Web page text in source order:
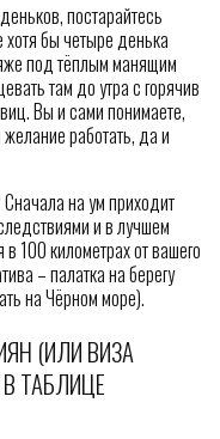
постарайтесь
бы четыре денька
под тёплым манящим
там до утра с горячив
Вы и сами понимаете,
работать, да и
на ум приходит
и в лучшем
100 километрах от вашего
– палатка на берегу
на Чёрном море).
(ИЛИ ВИЗА
ТАБЛИЦЕ